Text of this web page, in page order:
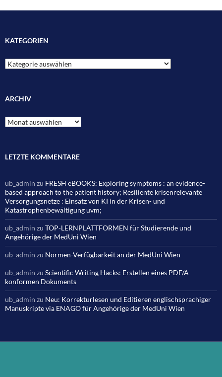
KATEGORIEN
Kategorien
ARCHIV
Archiv
LETZTE KOMMENTARE
ub_admin zu FRESH eBOOKS: Exploring symptoms : an evidence-
based approach to the patient history; Resiliente krisenrelevante
Versorgungsnetze : Einsatz von KI in der Krisen- und
Katastrophenbewältigung uvm;
ub_admin zu TOP-LERNPLATTFORMEN für Studierende und
Angehörige der MedUni Wien
ub_admin zu Normen-Verfügbarkeit an der MedUni Wien
ub_admin zu Scientific Writing Hacks: Erstellen eines PDF/A
konformen Dokuments
ub_admin zu Neu: Korrekturlesen und Editieren englischsprachiger
Manuskripte via ENAGO für Angehörige der MedUni Wien